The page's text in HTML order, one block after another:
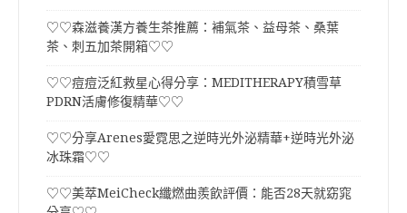
♡♡森滋養漢方養生茶推薦：補氣茶、益母茶、桑葉
茶、刺五加茶開箱♡♡
♡♡痘痘泛紅救星心得分享：MEDITHERAPY積雪草
PDRN活膚修復精華♡♡
♡♡分享Arenes愛霓思之逆時光外泌精華+逆時光外泌
冰珠霜♡♡
♡♡美萃MeiCheck纖燃曲羨飲評價：能否28天就窈窕